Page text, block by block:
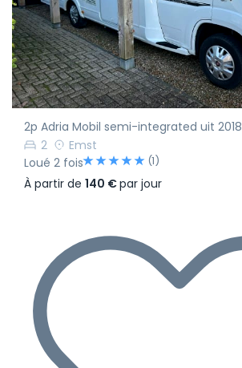
2p Adria Mobil semi-integrated uit 2018
2
Emst
Loué 2 fois
(1)
À partir de 140 €par jour